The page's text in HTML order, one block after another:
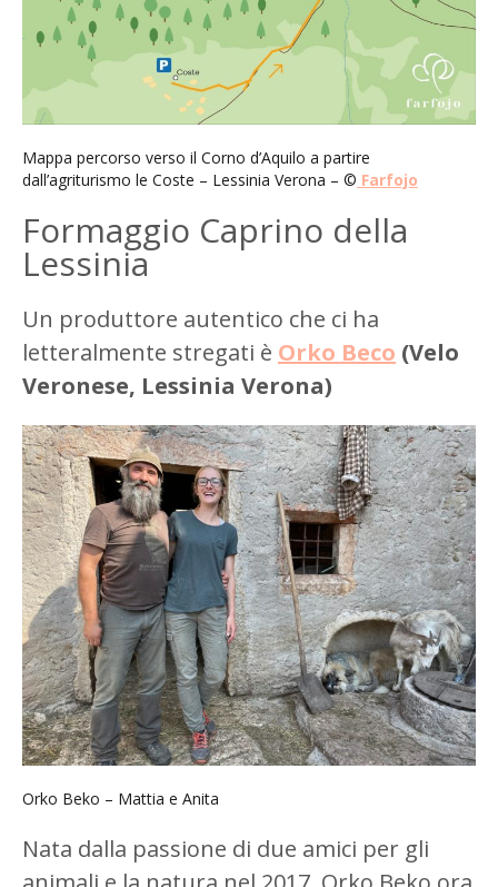
Mappa percorso verso il Corno d’Aquilo a partire
dall’agriturismo le Coste – Lessinia Verona – © Farfojo
Formaggio Caprino della
Lessinia
Un produttore autentico che ci ha
letteralmente stregati è Orko Beco (Velo
Veronese, Lessinia Verona)
Orko Beko – Mattia e Anita
Nata dalla passione di due amici per gli